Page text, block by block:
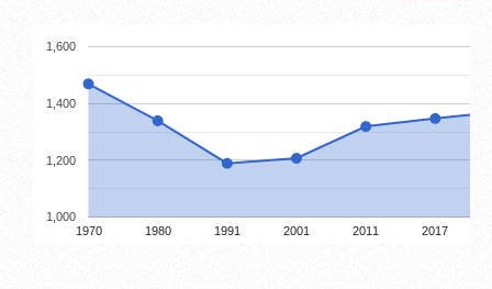
1970 1980 1991 2001 2011 2017
1,000
1,200
1,400
1,600